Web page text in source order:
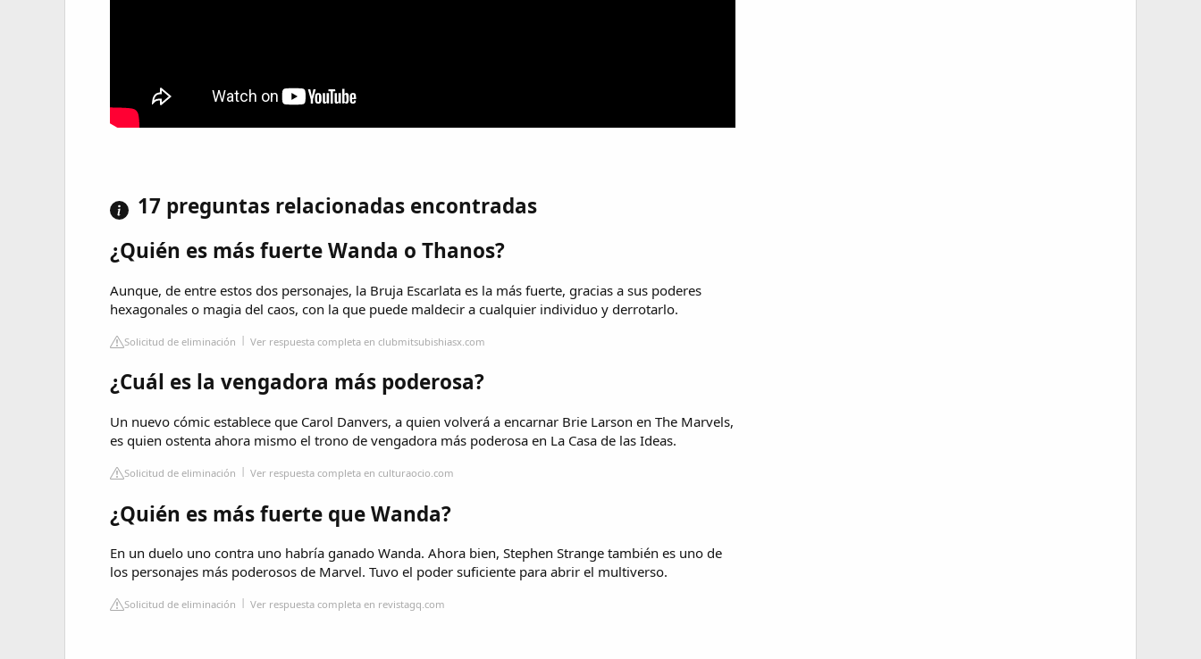
17 preguntas relacionadas encontradas
¿Quién es más fuerte Wanda o Thanos?
Aunque, de entre estos dos personajes, la Bruja Escarlata es la más fuerte, gracias a sus poderes
hexagonales o magia del caos, con la que puede maldecir a cualquier individuo y derrotarlo.
Solicitud de eliminación Ver respuesta completa en clubmitsubishiasx.com
¿Cuál es la vengadora más poderosa?
Un nuevo cómic establece que Carol Danvers, a quien volverá a encarnar Brie Larson en The Marvels,
es quien ostenta ahora mismo el trono de vengadora más poderosa en La Casa de las Ideas.
Solicitud de eliminación Ver respuesta completa en culturaocio.com
¿Quién es más fuerte que Wanda?
En un duelo uno contra uno habría ganado Wanda. Ahora bien, Stephen Strange también es uno de
los personajes más poderosos de Marvel. Tuvo el poder suficiente para abrir el multiverso.
Solicitud de eliminación Ver respuesta completa en revistagq.com